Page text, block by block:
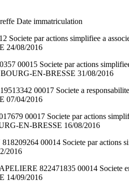
Date immatriculation
Societe par actions simplifiee a
24/08/2016
00015 Societe par actions
EN-BRESSE 31/08/2016
00017 Societe a
07/04/2016
00017 Societe par actions
EN-BRESSE 16/08/2016
00014 Societe par
2016
822471835 00014 Societe
14/09/2016